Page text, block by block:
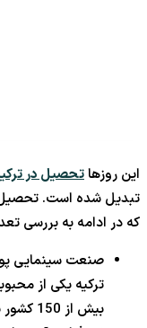
این روزهاتحصیل در
تبدیل شده است. تحصیل
که در ادامه به بررسی
صنعت سینمایی
ترکیه یکی از
بیش